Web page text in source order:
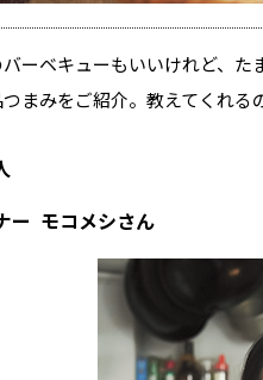
ーベキューもいいけれど、
まみをご紹介。教えてくれる
ー モコメシさん